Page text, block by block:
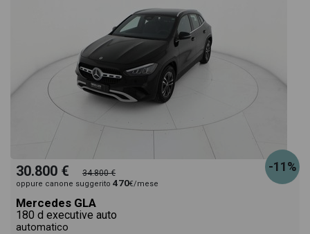
-11%
30.800 € 34.800 €
oppure canone suggerito 470€/mese
Mercedes GLA
180 d executive auto
automatico